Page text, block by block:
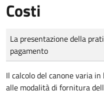
Costi
Tipo di pagamento
Importo
La presentazione della
pagamento
Il calcolo del canone varia
alle modalità di fornitura